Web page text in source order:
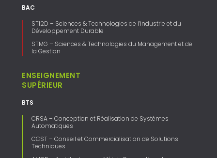
BAC
STI2D – Sciences & Technologies de l’industrie et du
Développement Durable
STMG – Sciences & Technologies du Management et de
la Gestion
ENSEIGNEMENT
SUPÉRIEUR
BTS
CRSA – Conception et Réalisation de Systèmes
Automatiques
CCST – Conseil et Commercialisation de Solutions
Techniques